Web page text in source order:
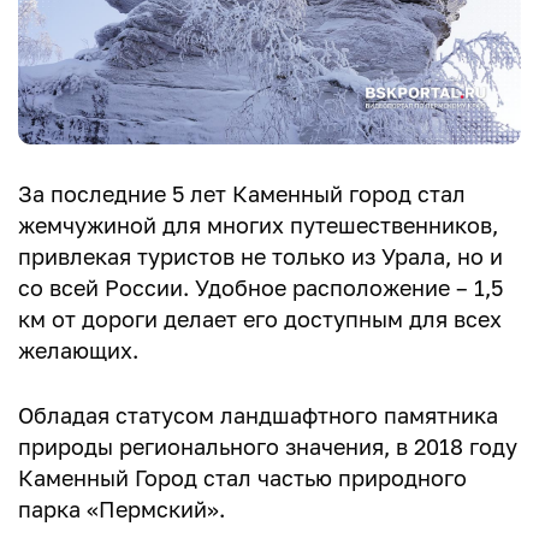
За последние 5 лет Каменный город стал
жемчужиной для многих путешественников,
привлекая туристов не только из Урала, но и
со всей России. Удобное расположение – 1,5
км от дороги делает его доступным для всех
желающих.
Обладая статусом ландшафтного памятника
природы регионального значения, в 2018 году
Каменный Город стал частью природного
парка «Пермский».